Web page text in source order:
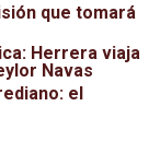
que tomará
Herrera viaja
Navas
el